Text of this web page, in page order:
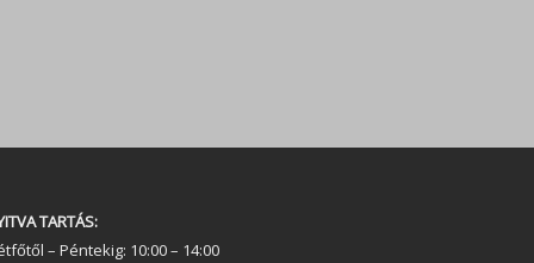
TARTÁS:
– Péntekig: 10:00 – 14:00